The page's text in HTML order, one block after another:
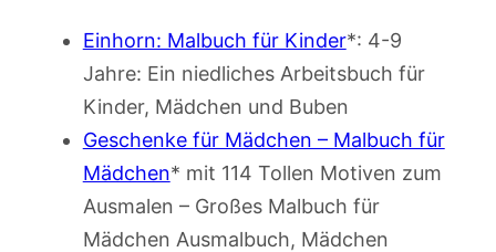
Einhorn: Malbuch für Kinder*: 4-9
Jahre: Ein niedliches Arbeitsbuch für
Kinder, Mädchen und Buben
Geschenke für Mädchen – Malbuch für
Mädchen* mit 114 Tollen Motiven zum
Ausmalen – Großes Malbuch für
Mädchen Ausmalbuch, Mädchen